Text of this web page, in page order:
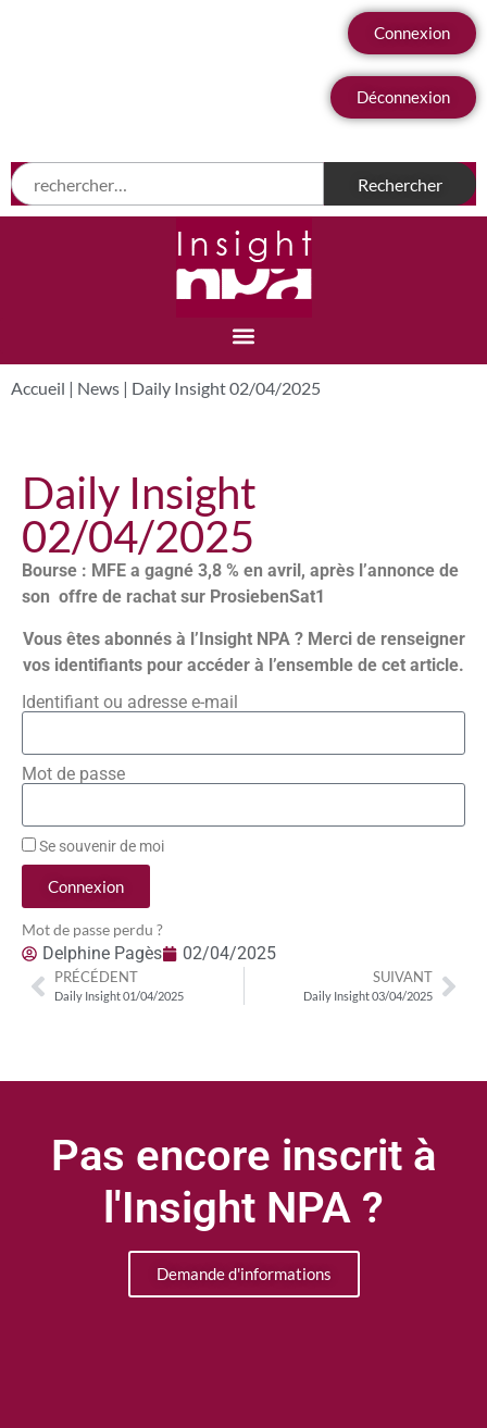
Connexion
Déconnexion
Accueil | News | Daily Insight 02/04/2025
Daily Insight
02/04/2025
Bourse : MFE a gagné 3,8 % en avril, après l’annonce de
son offre de rachat sur ProsiebenSat1
Vous êtes abonnés à l’Insight NPA ? Merci de renseigner
vos identifiants pour accéder à l’ensemble de cet article.
Identifiant ou adresse e-mail
Mot de passe
Se souvenir de moi
Connexion
Mot de passe perdu ?
Delphine Pagès 02/04/2025
PRÉCÉDENT
Daily Insight 01/04/2025
SUIVANT
Daily Insight 03/04/2025
Pas encore inscrit à
l'Insight NPA ?
Demande d'informations